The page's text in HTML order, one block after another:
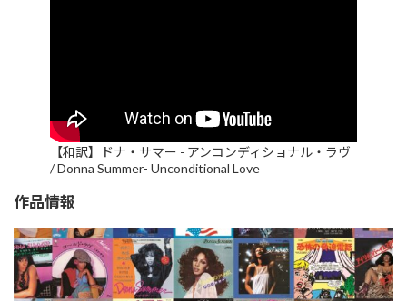
【和訳】ドナ・サマー - アンコンディショナル・ラヴ
/ Donna Summer- Unconditional Love
作品情報